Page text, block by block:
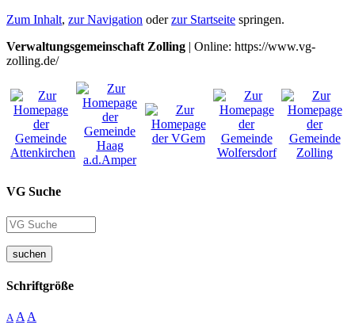
Zum Inhalt, zur Navigation oderzur Startseite springen.
Verwaltungsgemeinschaft Zolling | Online: https://www.vg-
zolling.de/
VG Suche
suchen
Schriftgröße
A A A